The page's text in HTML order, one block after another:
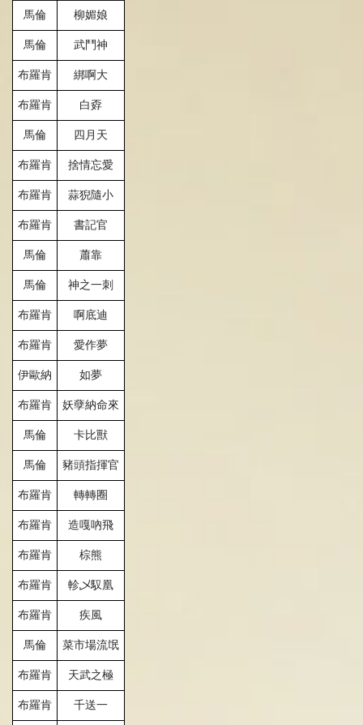
馬倫 柳媚娘
馬倫 武鬥神
布羅肯 綁啊 大
布羅肯 白孬
馬倫 四月天
布羅肯 捨情忘愛
布羅肯 蒜猊隨小
布羅肯 書記官
馬倫 蕭靠
馬倫 神之一刺
布羅肯 啊 底迪
布羅肯 愛作夢
伊歐納 如夢
布羅肯 妖孽納命來
馬倫 卡比獸
馬倫 豬頭指揮官
布羅肯 轉轉圈
布羅肯 造嘎吶飛
布羅肯 棕熊
布羅肯 軫乄馭凰
布羅肯 疾風
馬倫 菜市場流氓
布羅肯 天武之極
布羅肯 千送一